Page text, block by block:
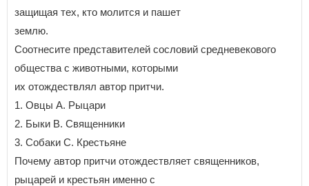
защищая тех, кто молится и пашет
землю.
Соотнесите представителей сословий средневекового
общества с животными, которыми
их отождествлял автор притчи.
1. Овцы A. Рыцари
2. Быки B. Священники
3. Собаки C. Крестьяне
Почему автор притчи отождествляет священников,
рыцарей и крестьян именно с